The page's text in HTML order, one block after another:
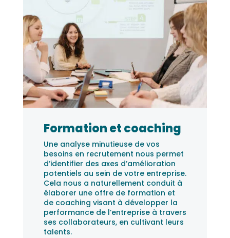
Formation et coaching
Une analyse minutieuse de vos
besoins en recrutement nous permet
d’identifier des axes d’amélioration
potentiels au sein de votre entreprise.
Cela nous a naturellement conduit à
élaborer une offre de formation et
de coaching visant à développer la
performance de l’entreprise à travers
ses collaborateurs, en cultivant leurs
talents.